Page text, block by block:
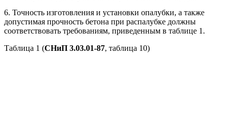
6. Точность изготовления и установки опалубки, а также
допустимая прочность бетона при распалубке должны
соответствовать требованиям, приведенным в таблице 1.
Таблица 1 (СНиП 3.03.01-87, таблица 10)